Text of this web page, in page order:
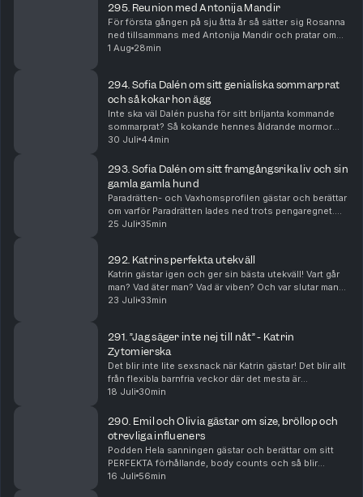
295. Reunion med Antonija Mandir
För första gången på sju åtta år så sätter sig Rosanna
ned tillsammans med Antonija Mandir och pratar om
livet, löpningen, dåliga knän och framförallt hennes
1 Aug 28min
294. Sofia Dalén om sitt genialiska sommarprat
och så kokar hon ägg
Inte ska väl Dalén pusha för sitt briljanta kommande
sommarprat? Så kokande hennes åldrande mormor
ägg och så avslöjar hon vad hon gjorde med 2000
busskortsfodral....
30 Juli 44min
293. Sofia Dalén om sitt framgångsrika liv och sin
gamla gamla hund
Paradrätten- och Vaxhomsprofilen gästar och berättar
om varför Paradrätten lades ned trots pengaregnet.
Men också om två tillfällen i närtid som hon blivit lurad
25 Juli 35min
292. Katrins perfekta utekväll
Katrin gästar igen och ger sin bästa utekväll! Vart går
man? Vad äter man? Vad är viben? Och var slutar man
liggandes på dansgolvet?
23 Juli 33min
291. ”Jag säger inte nej till nåt” - Katrin
Zytomierska
Det blir inte lite sexsnack när Katrin gästar! Det blir allt
från flexibla barnfria veckor där det mesta är
välkommet till oldies.
18 Juli 30min
290. Emil och Olivia gästar om size, bröllop och
otrevliga influeners
Podden Hela sanningen gästar och berättar om sitt
PERFEKTA förhållande, body counts och så blir
Rosanna lite lite sugen.
16 Juli 56min